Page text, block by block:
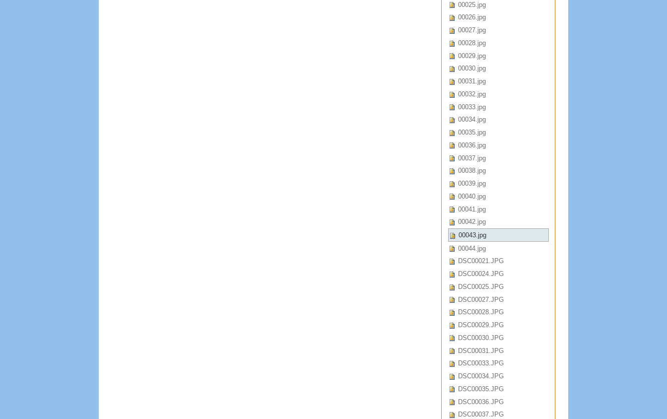
00025.jpg
00026.jpg
00027.jpg
00028.jpg
00029.jpg
00030.jpg
00031.jpg
00032.jpg
00033.jpg
00034.jpg
00035.jpg
00036.jpg
00037.jpg
00038.jpg
00039.jpg
00040.jpg
00041.jpg
00042.jpg
00043.jpg
00044.jpg
DSC00021.JPG
DSC00024.JPG
DSC00025.JPG
DSC00027.JPG
DSC00028.JPG
DSC00029.JPG
DSC00030.JPG
DSC00031.JPG
DSC00033.JPG
DSC00034.JPG
DSC00035.JPG
DSC00036.JPG
DSC00037.JPG